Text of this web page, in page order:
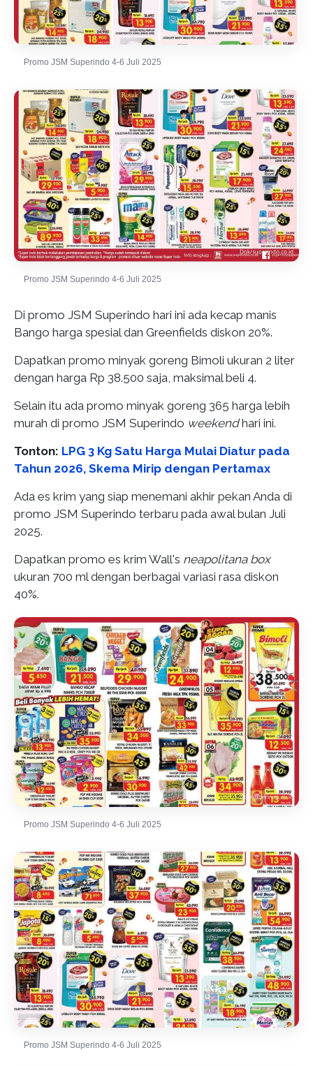
Promo JSM Superindo 4-6 Juli 2025
Promo JSM Superindo 4-6 Juli 2025
Di promo JSM Superindo hari ini ada kecap manis
Bango harga spesial dan Greenfields diskon 20%.
Dapatkan promo minyak goreng Bimoli ukuran 2 liter
dengan harga Rp 38.500 saja, maksimal beli 4.
Selain itu ada promo minyak goreng 365 harga lebih
murah di promo JSM Superindo weekendhari ini.
Tonton: LPG 3 Kg Satu Harga Mulai Diatur pada
Tahun 2026, Skema Mirip dengan Pertamax
Ada es krim yang siap menemani akhir pekan Anda di
promo JSM Superindo terbaru pada awal bulan Juli
2025.
Dapatkan promo es krim Wall's neapolitana box
ukuran 700 ml dengan berbagai variasi rasa diskon
40%.
Promo JSM Superindo 4-6 Juli 2025
Promo JSM Superindo 4-6 Juli 2025